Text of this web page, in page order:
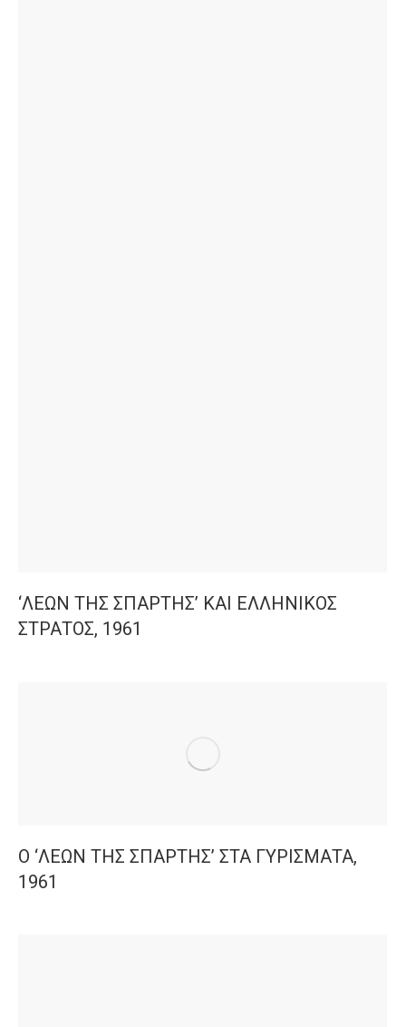
‘ΛΕΩΝ ΤΗΣ ΣΠΑΡΤΗΣ’ ΚΑΙ ΕΛΛΗΝΙΚΟΣ
ΣΤΡΑΤΟΣ, 1961
Ο ‘ΛΕΩΝ ΤΗΣ ΣΠΑΡΤΗΣ’ ΣΤΑ ΓΥΡΙΣΜΑΤΑ,
1961